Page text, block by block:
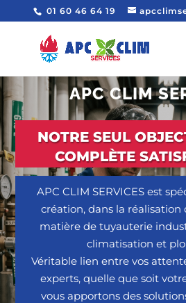
01 60 46 64 19
APC CLIM
NOTRE SEUL
COMPLÈTE
APC CLIM SERVICES est
création, dans la réalisation
matière de tuyauterie
climatisation et
Véritable lien entre vos
experts, quelle que soit
vous apportons des